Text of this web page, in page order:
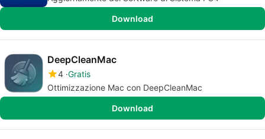
Download
DeepCleanMac
4 Gratis
Ottimizzazione Mac con DeepCleanMac
Download